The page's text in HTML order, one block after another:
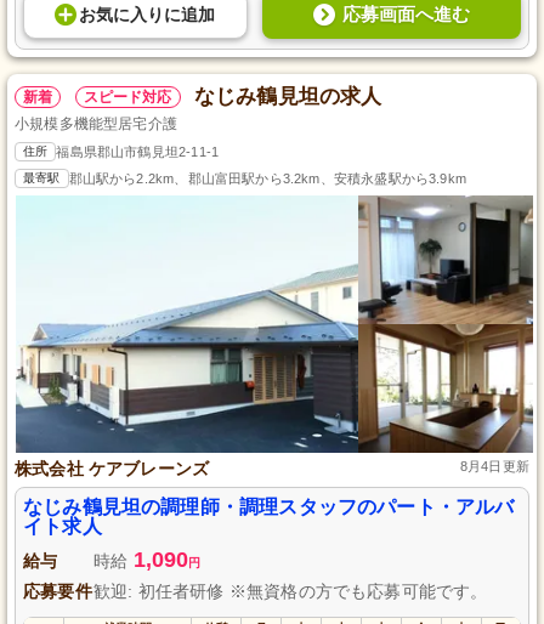
お気に入り に追加 応募画面へ進む
新着 スピード対応 なじみ鶴見坦の求人
小規模多機能型居宅介護
住所 福島県郡山市鶴見坦2-11-1
最寄駅 郡山駅から2.2km、郡山富田駅から3.2km、安積永盛駅から3.9km
株式会社 ケアブレーンズ 8月4日更新
なじみ鶴見坦の調理師・調理スタッフのパート・アルバ
イト求人
給与 時給 1,090円
応募要件歓迎: 初任者研修 ※無資格の方でも応募可能です。